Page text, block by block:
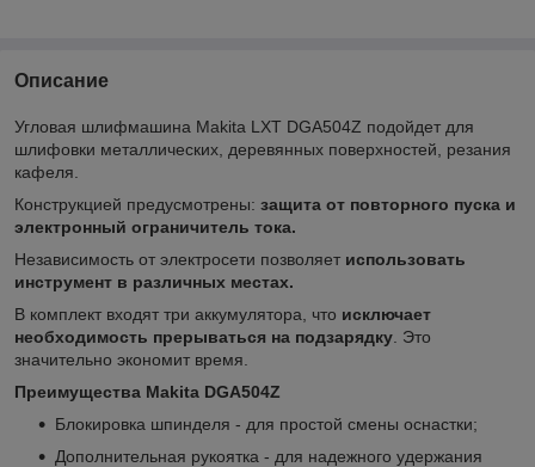
Описание
Угловая шлифмашина Makita LXT DGA504Z подойдет для
шлифовки металлических, деревянных поверхностей, резания
кафеля.
Конструкцией предусмотрены: защита от повторного пуска и
электронный ограничитель тока.
Независимость от электросети позволяет использовать
инструмент в различных местах.
В комплект входят три аккумулятора, что исключает
необходимость прерываться на подзарядку . Это
значительно экономит время.
Преимущества Makita DGA504Z
Блокировка шпинделя - для простой смены оснастки;
Дополнительная рукоятка - для надежного удержания